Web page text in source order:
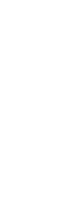
zijn flexibel en
kunt daardoor
gegarandeerd.